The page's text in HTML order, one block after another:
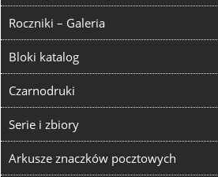
Roczniki – Galeria
Bloki katalog
Czarnodruki
Serie i zbiory
Arkusze znaczków pocztowych